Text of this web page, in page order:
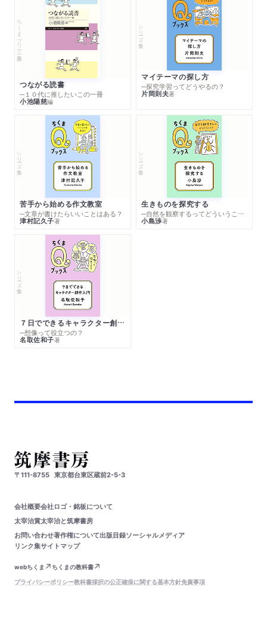
ちくまプリマー新書
つながる読書
─１０代に推したいこの一冊
小池陽慈編
シリーズ・全集
マイテーマの探し方
─探究学習ってどうやるの？
片岡則夫著
シリーズ・全集
苦手から始める作文教室
─文章が書けたらいいことはある？
津村記久子著
シリーズ・全集
生きものを探究する
─自然を観察するってどういうこと？
小島渉著
シリーズ・全集
７日でできるキャラクター創作入門
─想像って役立つの？
名取佐和子著
〒111-8755 東京都台東区蔵前2-5-3
会社概要会社ロゴ・銘板について
太宰治賞太宰治と筑摩書房
お問い合わせ著作権について出版目録ソーシャルメディア
リンク集サイトマップ
webちくま
ちくまの教科書
プライバシーポリシー教科書採択の公正確保に関する基本方針免責事項